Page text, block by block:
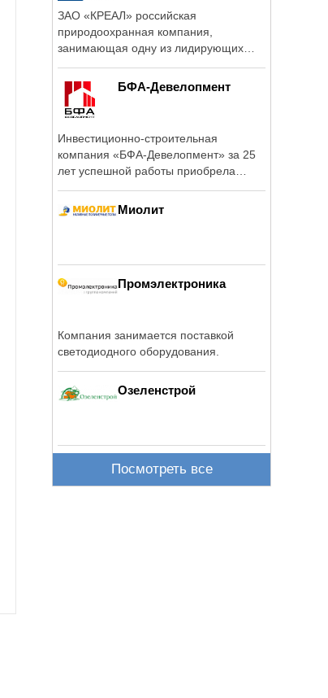
ЗАО «КРЕАЛ» российская
природоохранная компания,
занимающая одну из лидирующих
БФА-Девелопмент
Инвестиционно-строительная
компания «БФА-Девелопмент» за 25
лет успешной работы приобрела
Миолит
Промэлектроника
Компания занимается поставкой
светодиодного оборудования.
Озеленстрой
Посмотреть все